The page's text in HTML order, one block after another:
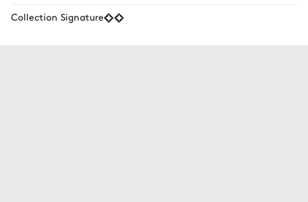
Collection Signature